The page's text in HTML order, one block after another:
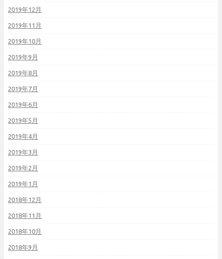
2019年12月
2019年11月
2019年10月
2019年9月
2019年8月
2019年7月
2019年6月
2019年5月
2019年4月
2019年3月
2019年2月
2019年1月
2018年12月
2018年11月
2018年10月
2018年9月